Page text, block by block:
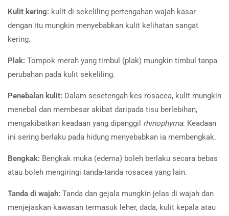
Kulit kering: kulit di sekeliling pertengahan wajah kasar
dengan itu mungkin menyebabkan kulit kelihatan sangat
kering.
Plak: Tompok merah yang timbul (plak) mungkin timbul tanpa
perubahan pada kulit sekeliling.
Penebalan kulit: Dalam sesetengah kes rosacea, kulit mungkin
menebal dan membesar akibat daripada tisu berlebihan,
mengakibatkan keadaan yang dipanggil rhinophyma. Keadaan
ini sering berlaku pada hidung menyebabkan ia membengkak.
Bengkak: Bengkak muka (edema) boleh berlaku secara bebas
atau boleh mengiringi tanda-tanda rosacea yang lain.
Tanda di wajah: Tanda dan gejala mungkin jelas di wajah dan
menjejaskan kawasan termasuk leher, dada, kulit kepala atau